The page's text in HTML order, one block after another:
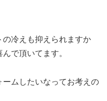
冷えも抑えられますか
で頂いてます。
ムしたいなってお考えの